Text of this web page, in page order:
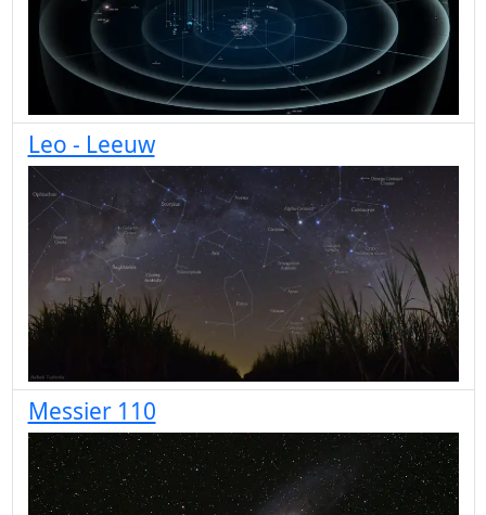
Leo - Leeuw
Messier 110